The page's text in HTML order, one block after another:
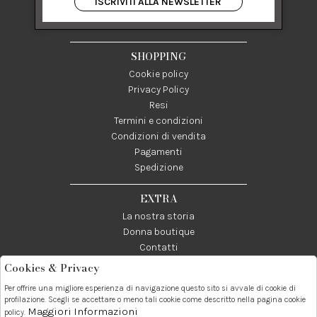
84122 Salerno Italia
P IVA 03024950655
SHOPPING
Cookie policy
Privacy Policy
Resi
Termini e condizioni
Condizioni di vendita
Pagamenti
Spedizione
EXTRA
La nostra storia
Donna boutique
Contatti
Telefono:
089237858
Whatsapp:
3338855601
Contatti:
info@donna1981.it
Cookies & Privacy
Per offrire una migliore esperienza di navigazione questo sito si avvale di cookie di
profilazione. Scegli se accettare o meno tali cookie come descritto nella pagina cookie
policy. Maggiori Informazioni